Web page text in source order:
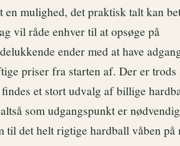
en mulighed, det praktisk talt kan
vil råde enhver til at opsøge på
ender med at have
priser fra starten af. Der er trods
et stort udvalg af billige
som udgangspunkt er
det helt rigtige hardball våben på